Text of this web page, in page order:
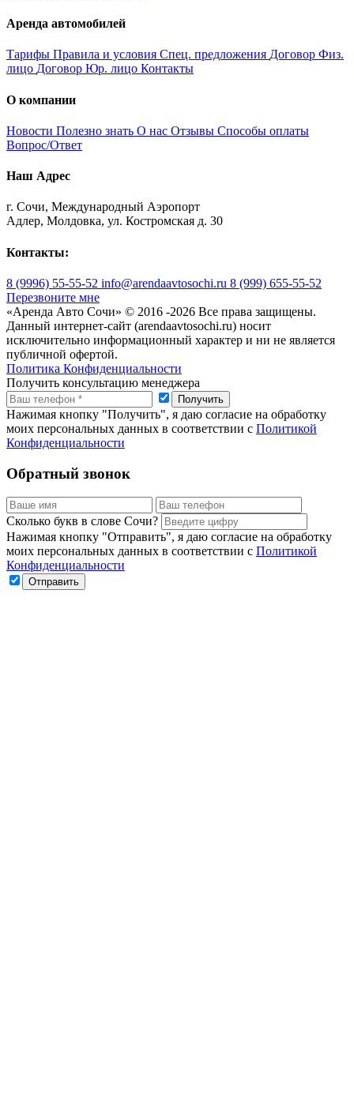
Аренда автомобилей
Тарифы Правила и условия Спец. предложения Договор Физ.
лицо Договор Юр. лицо Контакты
О компании
Новости Полезно знать О нас Отзывы Способы оплаты
Вопрос/Ответ
Наш Адрес
г. Сочи, Международный Аэропорт
Адлер, Молдовка, ул. Костромская д. 30
Контакты:
8 (9996) 55-55-52 info@arendaavtosochi.ru 8 (999) 655-55-52
Перезвоните мне
«Аренда Авто Сочи» © 2016 -2026 Все права защищены.
Данный интернет-сайт (arendaavtosochi.ru) носит
исключительно информационный характер и ни не является
публичной офертой.
Политика Конфиденциальности
Получить консультацию менеджера
Нажимая кнопку "Получить", я даю согласие на обработку
моих персональных данных в соответствии с Политикой
Конфиденциальности
Обратный звонок
Сколько букв в слове Сочи?
Нажимая кнопку "Отправить", я даю согласие на обработку
моих персональных данных в соответствии с Политикой
Конфиденциальности